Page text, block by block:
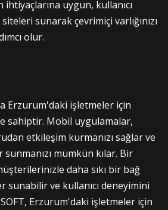
uygun, kullanıcı
sunarak çevrimiçi varlığınızı
olur.
Erzurum'daki işletmeler için
sahiptir. Mobil uygulamalar,
etkileşim kurmanızı sağlar ve
mümkün kılar. Bir
daha sıkı bir bağ
ve kullanıcı deneyimini
Erzurum'daki işletmeler için